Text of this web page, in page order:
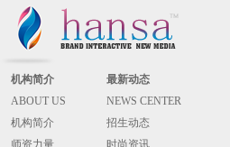
机构简介 最新动态
ABOUT US
NEWS CENTER
机构简介
招生动态
师资力量
时尚资讯